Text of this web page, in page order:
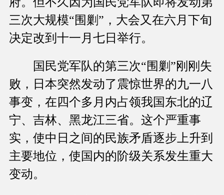
三次大规模“围剿”，大会又在六月下旬
决定改到十一月七日举行。
国民党军队的第三次“围剿”刚刚失
败，日本突然发动了震惊世界的九一八
事变，在四个多月内占领我国东北的辽
宁、吉林、黑龙江三省。这个严重事
实，使中日之间的民族矛盾逐步上升到
主要地位，使国内的阶级关系发生重大
变动。